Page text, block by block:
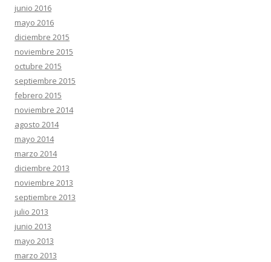
junio 2016
mayo 2016
diciembre 2015
noviembre 2015
octubre 2015
septiembre 2015
febrero 2015
noviembre 2014
agosto 2014
mayo 2014
marzo 2014
diciembre 2013
noviembre 2013
septiembre 2013
julio 2013
junio 2013
mayo 2013
marzo 2013